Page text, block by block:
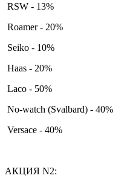
RSW - 13%
Roamer - 20%
Seiko - 10%
Haas - 20%
Laco - 50%
No-watch (Svalbard) - 40%
Versace - 40%
АКЦИЯ N2: